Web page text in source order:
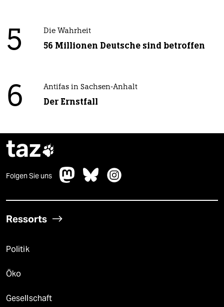
5 Die Wahrheit
56 Millionen Deutsche sind betroffen
6 Antifas in Sachsen-Anhalt
Der Ernstfall
taz
Folgen Sie uns
Ressorts
Politik
Öko
Gesellschaft